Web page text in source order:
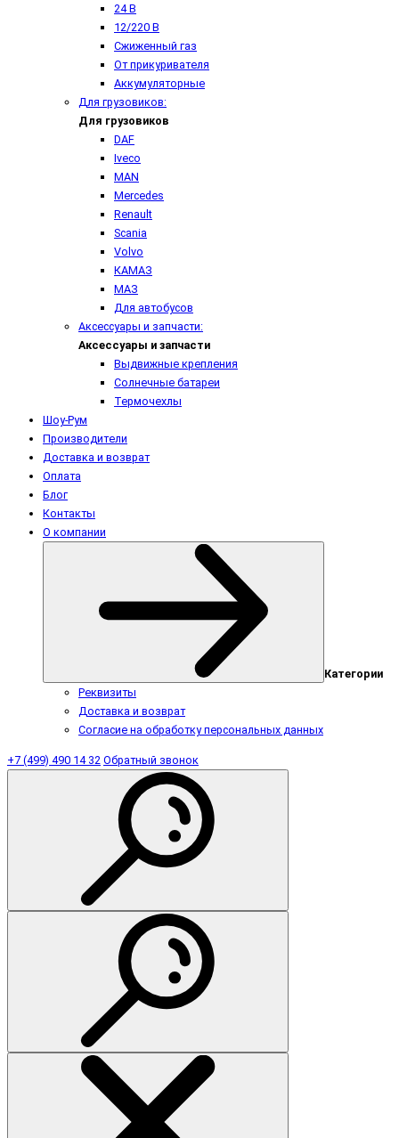
24 В
12/220 В
Сжиженный газ
От прикуривателя
Аккумуляторные
Для грузовиков:
Для грузовиков
DAF
Iveco
MAN
Mercedes
Renault
Scania
Volvo
КАМАЗ
МАЗ
Для автобусов
Аксессуары и запчасти:
Аксессуары и запчасти
Выдвижные крепления
Солнечные батареи
Термочехлы
Шоу-Рум
Производители
Доставка и возврат
Оплата
Блог
Контакты
О компании
Категории
Реквизиты
Доставка и возврат
Согласие на обработку персональных данных
+7 (499) 490 14 32 Обратный звонок